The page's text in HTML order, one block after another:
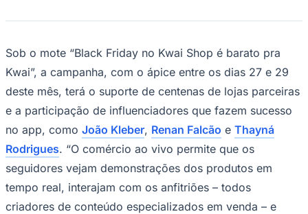
Sob o mote “Black Friday no Kwai Shop é barato pra
Kwai”, a campanha, com o ápice entre os dias 27 e 29
deste mês, terá o suporte de centenas de lojas parceiras
e a participação de influenciadores que fazem sucesso
no app, como João Kleber, Renan Falcão e Thayná
Rodrigues. “O comércio ao vivo permite que os
seguidores vejam demonstrações dos produtos em
tempo real, interajam com os anfitriões – todos
criadores de conteúdo especializados em venda – e